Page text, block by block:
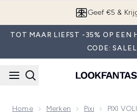
App
TOT MAAR LIEFST -35% OP EEN
CODE:
Home Merken Pixi PIXI